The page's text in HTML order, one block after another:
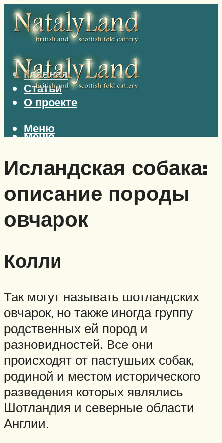
Главная
Статьи
О проекте
Меню
Меню
Исландская собака:
описание породы
овчарок
Колли
Так могут называть шотландских
овчарок, но также иногда группу
родственных ей пород и
разновидностей. Все они
происходят от пастушьих собак,
родиной и местом исторического
разведения которых являлись
Шотландия и северные области
Англии.